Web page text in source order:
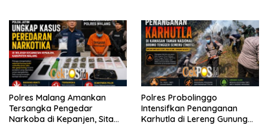
Polres Malang Amankan
Tersangka Pengedar
Narkoba di Kepanjen, Sita
Polres Probolinggo
Intensifkan Penanganan
Karhutla di Lereng Gunung